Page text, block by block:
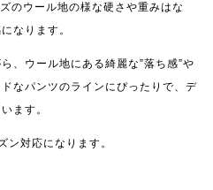
のウール地の様な硬さや重みはな
なります。
、ウール地にある綺麗な”落ち感”や
なパンツのラインにぴったりで、デ
ます。
ン対応になります。